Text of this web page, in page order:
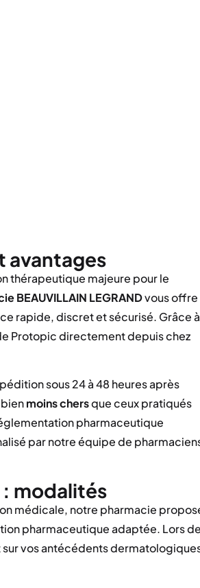
avantages
thérapeutique majeure pour le
BEAUVILLAIN LEGRANDvous offre
rapide, discret et sécurisé. Grâce à
Protopic directement depuis chez
sous 24 à 48 heures après
moins chersque ceux pratiqués
pharmaceutique
par notre équipe de
modalités
médicale, notre pharmacie
pharmaceutique adaptée. Lors de
vos antécédents